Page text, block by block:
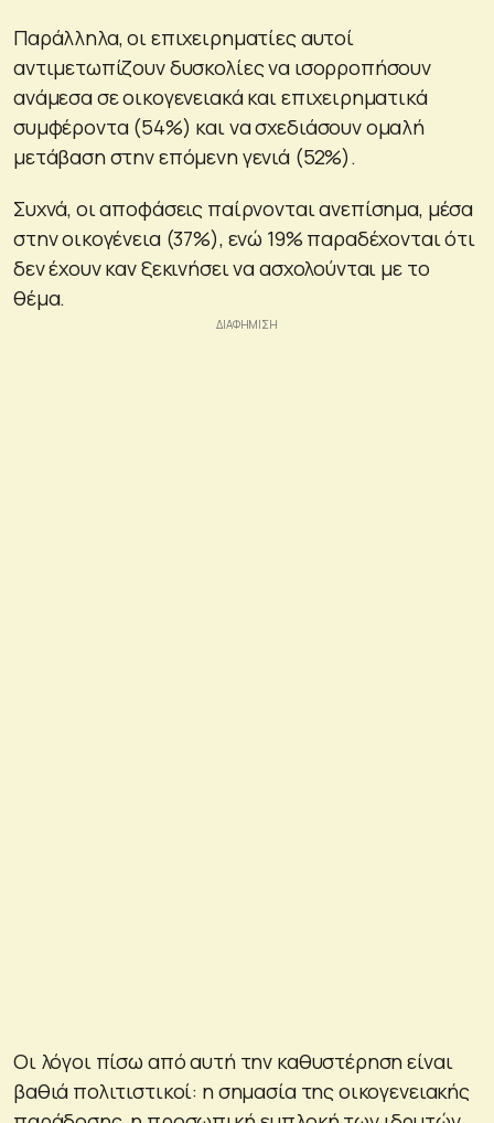
Παράλληλα, οι επιχειρηματίες αυτοί
αντιμετωπίζουν δυσκολίες να ισορροπήσουν
ανάμεσα σε οικογενειακά και επιχειρηματικά
συμφέροντα (54%) και να σχεδιάσουν ομαλή
μετάβαση στην επόμενη γενιά (52%).
Συχνά, οι αποφάσεις παίρνονται ανεπίσημα, μέσα
στην οικογένεια (37%), ενώ 19% παραδέχονται ότι
δεν έχουν καν ξεκινήσει να ασχολούνται με το
θέμα.
Οι λόγοι πίσω από αυτή την καθυστέρηση είναι
βαθιά πολιτιστικοί: η σημασία της οικογενειακής